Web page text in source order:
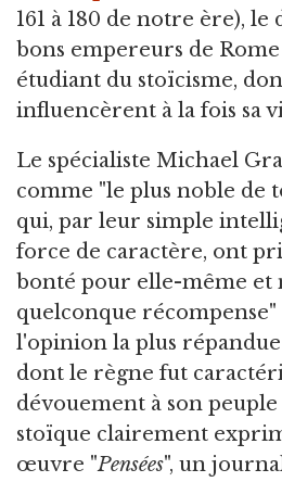
161 à 180 de notre ère),
bons empereurs de
étudiant du stoïcisme,
influencèrent à la fois sa
Le spécialiste Michael
comme "le plus noble de
qui, par leur simple
force de caractère, ont
bonté pour elle-même et
quelconque récompense"
l'opinion la plus
dont le règne fut
dévouement à son
stoïque clairement
œuvre "Pensées", un